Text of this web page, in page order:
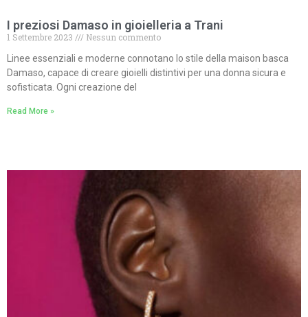
I preziosi Damaso in gioielleria a Trani
1 Settembre 2023
Nessun commento
Linee essenziali e moderne connotano lo stile della maison basca
Damaso, capace di creare gioielli distintivi per una donna sicura e
sofisticata. Ogni creazione del
Read More »